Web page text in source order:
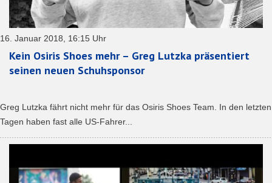
16. Januar 2018, 16:15 Uhr
Kein Osiris Shoes mehr – Greg Lutzka präsentiert
seinen neuen Schuhsponsor
Greg Lutzka fährt nicht mehr für das Osiris Shoes Team. In den letzten
Tagen haben fast alle US-Fahrer...